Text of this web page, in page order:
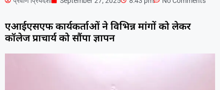
एआईएसएफ कार्यकर्ताओं ने विभिन्न मांगों को लेकर
कॉलेज प्राचार्य को सौंपा ज्ञापन